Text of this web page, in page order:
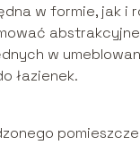
w formie, jak i
w
łazienek.